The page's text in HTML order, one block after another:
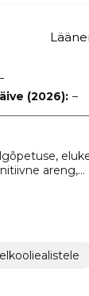
(2026): –
areng,